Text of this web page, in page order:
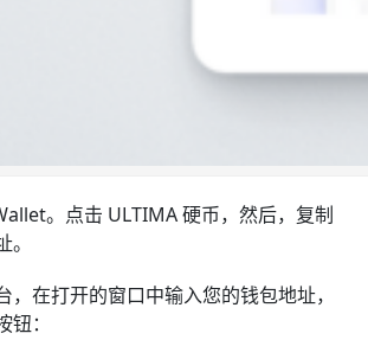
。点击 ULTIMA 硬币，然后，复制
，在打开的窗口中输入您的钱包地址，
：